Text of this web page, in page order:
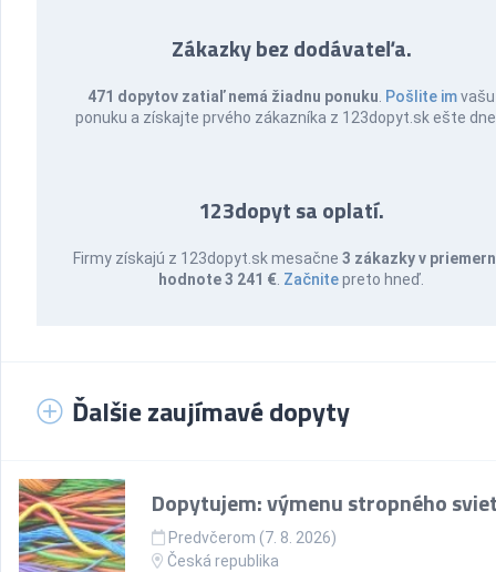
Zákazky bez dodávateľa.
471 dopytov zatiaľ nemá žiadnu ponuku Pošlite imvašu
ponuku a získajte prvého zákazníka z 123dopyt.sk ešte
123dopyt sa oplatí.
Firmy získajú z 123dopyt.sk mesačne3 zákazky v
hodnote 3 241 € Začnitepreto hneď.
Ďalšie zaujímavé dopyty
Dopytujem: výmenu stropného
Predvčerom (7. 8. 2026)
Česká republika